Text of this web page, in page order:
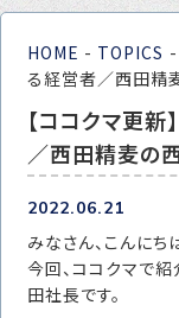
会社
採用
トピッ
ニュー
HOME - TOPICS -
る経営者／西田精
【ココクマ更
／西田精麦の
2022.06.21
みなさん、こんにち
今回、ココクマで紹
田社長です。